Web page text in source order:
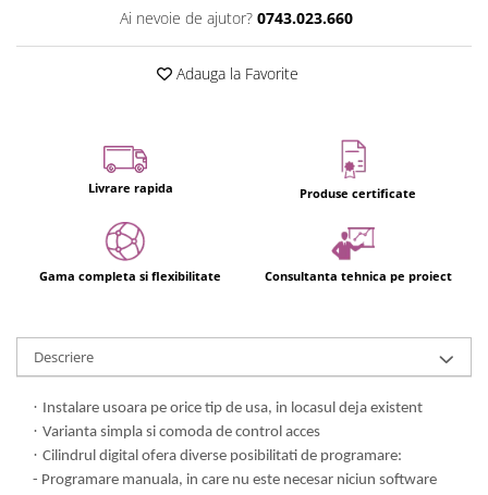
Ai nevoie de ajutor? 0743.023.660
Adauga la Favorite
Livrare rapida Produse certificate
Gama completa si flexibilitate Consultanta tehnica pe proiect
Descriere
· Instalare usoara pe orice tip de usa, in locasul deja existent
· Varianta simpla si comoda de control acces
· Cilindrul digital ofera diverse posibilitati de programare:
- Programare manuala, in care nu este necesar niciun software